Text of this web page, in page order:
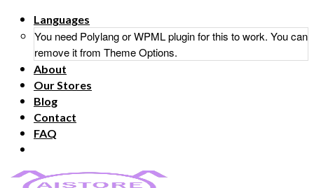
Skip
content
Languages
You need Polylang or WPML plugin for this to work. You can
remove it from Theme Options.
About
Our Stores
Blog
Contact
FAQ